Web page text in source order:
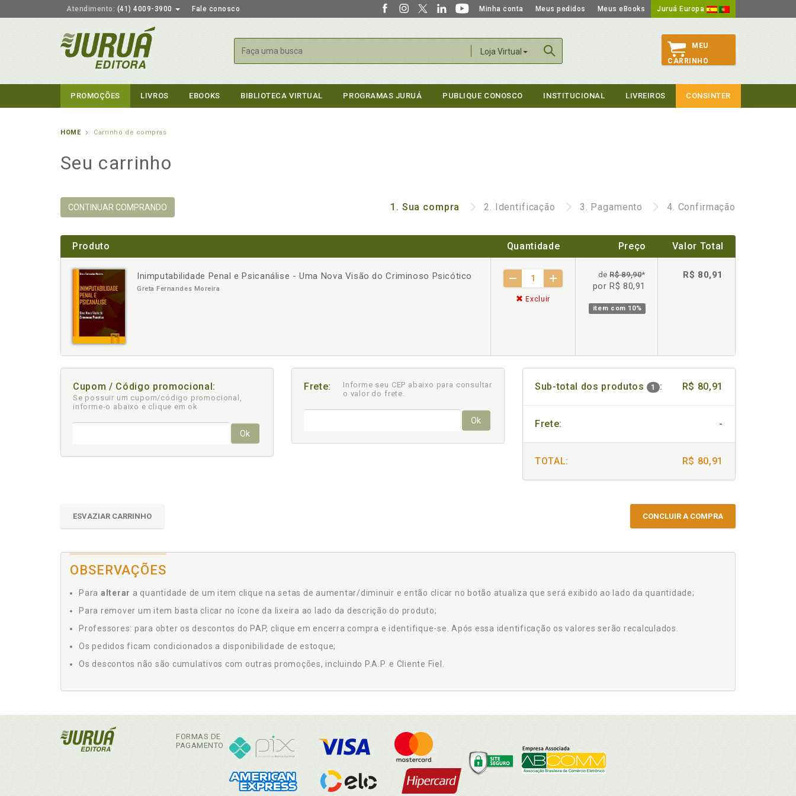
Atendimento: (41) 4009-3900 Fale conosco Minha conta Meus pedidos Meus eBooks Juruá Europa
Loja Virtual
Buscar
MEU
CARRINHO
PROMOÇÕES LIVROS EBOOKS BIBLIOTECA VIRTUAL PROGRAMAS JURUÁ PUBLIQUE CONOSCO INSTITUCIONAL LIVREIROS CONSINTER
HOME Carrinho de compras
Seu carrinho
CONTINUAR COMPRANDO 1. Sua compra 2. Identificação 3. Pagamento 4. Confirmação
Produto Quantidade Preço Valor Total
Inimputabilidade Penal e Psicanálise - Uma Nova Visão do Criminoso Psicótico
Greta Fernandes Moreira
- +
Excluir
deR$ 89,90*
por R$ 80,91
item com 10%
R$ 80,91
Cupom / Código promocional:
Se possuir um cupom/código promocional,
informe-o abaixo e clique em ok
Ok
Frete:
Informe seu CEP abaixo para consultar
o valor do frete.
Ok
Sub-total dos produtos 1 : R$ 80,91
Frete: -
TOTAL: R$ 80,91
ESVAZIAR CARRINHO CONCLUIR A COMPRA
OBSERVAÇÕES
Para alterar a quantidade de um item clique na setas de aumentar/diminuir e então clicar no botão atualiza que será exibido ao lado da quantidade;
Para remover um item basta clicar no ícone da lixeira ao lado da descrição do produto;
Professores: para obter os descontos do PAP, clique em encerra compra e identifique-se. Após essa identificação os valores serão recalculados.
Os pedidos ficam condicionados a disponibilidade de estoque;
Os descontos não são cumulativos com outras promoções, incluindo P.A.P. e Cliente Fiel.
FORMAS DE
PAGAMENTO